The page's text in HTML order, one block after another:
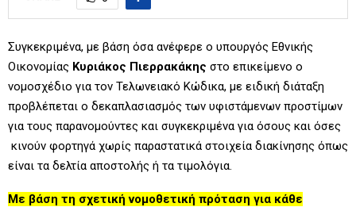
Συγκεκριμένα, με βάση όσα ανέφερε ο υπουργός Εθνικής
Οικονομίας Κυριάκος Πιερρακάκης στο επικείμενο ο
νομοσχέδιο για τον Τελωνειακό Κώδικα, με ειδική διάταξη
προβλέπεται ο δεκαπλασιασμός των υφιστάμενων προστίμων
για τους παρανομούντες και συγκεκριμένα για όσους και όσες
κινούν φορτηγά χωρίς παραστατικά στοιχεία διακίνησης όπως
είναι τα δελτία αποστολής ή τα τιμολόγια.
Με βάση τη σχετική νομοθετική πρόταση για κάθε